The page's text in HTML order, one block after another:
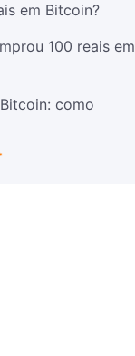
em Bitcoin​?
100 reais em
como